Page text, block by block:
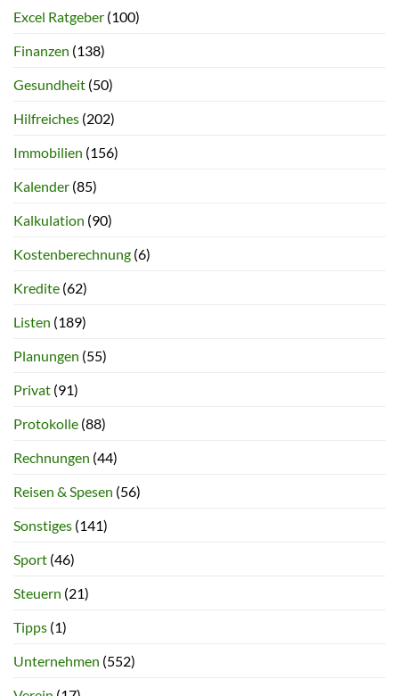
Excel Ratgeber (100)
Finanzen (138)
Gesundheit (50)
Hilfreiches (202)
Immobilien (156)
Kalender (85)
Kalkulation (90)
Kostenberechnung (6)
Kredite (62)
Listen (189)
Planungen (55)
Privat (91)
Protokolle (88)
Rechnungen (44)
Reisen & Spesen (56)
Sonstiges (141)
Sport (46)
Steuern (21)
Tipps (1)
Unternehmen (552)